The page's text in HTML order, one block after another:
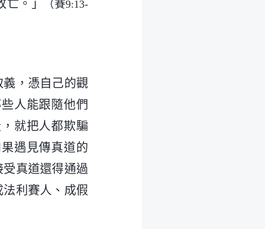
。」
（賽9:13-
，憑自己的觀
人能跟隨他們
就把人都欺騙
遇見傳真道的
真道還得通過
利賽人、成假